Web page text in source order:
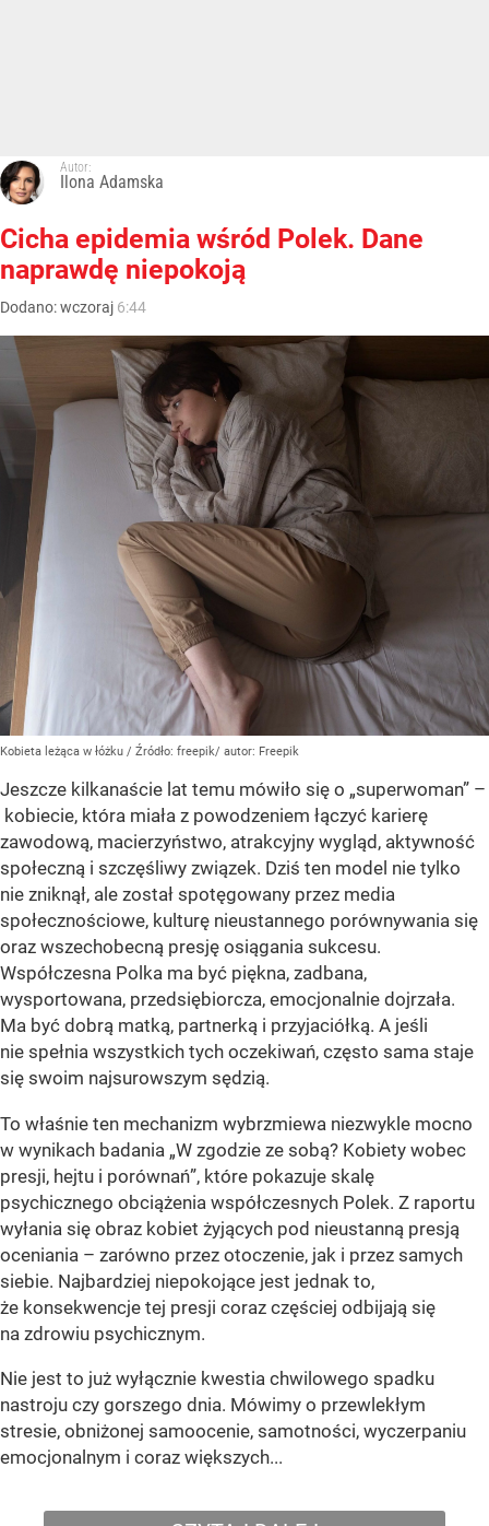
Autor:
Ilona Adamska
Cicha epidemia wśród Polek. Dane
naprawdę niepokoją
Dodano:wczoraj 6:44
Kobieta leżąca w łóżku / Źródło: freepik/ autor: Freepik
Jeszcze kilkanaście lat temu mówiło się o „superwoman” –
kobiecie, która miała z powodzeniem łączyć karierę
zawodową, macierzyństwo, atrakcyjny wygląd, aktywność
społeczną i szczęśliwy związek. Dziś ten model nie tylko
nie zniknął, ale został spotęgowany przez media
społecznościowe, kulturę nieustannego porównywania się
oraz wszechobecną presję osiągania sukcesu.
Współczesna Polka ma być piękna, zadbana,
wysportowana, przedsiębiorcza, emocjonalnie dojrzała.
Ma być dobrą matką, partnerką i przyjaciółką. A jeśli
nie spełnia wszystkich tych oczekiwań, często sama staje
się swoim najsurowszym sędzią.
To właśnie ten mechanizm wybrzmiewa niezwykle mocno
w wynikach badania „W zgodzie ze sobą? Kobiety wobec
presji, hejtu i porównań”, które pokazuje skalę
psychicznego obciążenia współczesnych Polek. Z raportu
wyłania się obraz kobiet żyjących pod nieustanną presją
oceniania – zarówno przez otoczenie, jak i przez samych
siebie. Najbardziej niepokojące jest jednak to,
że konsekwencje tej presji coraz częściej odbijają się
na zdrowiu psychicznym.
Nie jest to już wyłącznie kwestia chwilowego spadku
nastroju czy gorszego dnia. Mówimy o przewlekłym
stresie, obniżonej samoocenie, samotności, wyczerpaniu
emocjonalnym i coraz większych...